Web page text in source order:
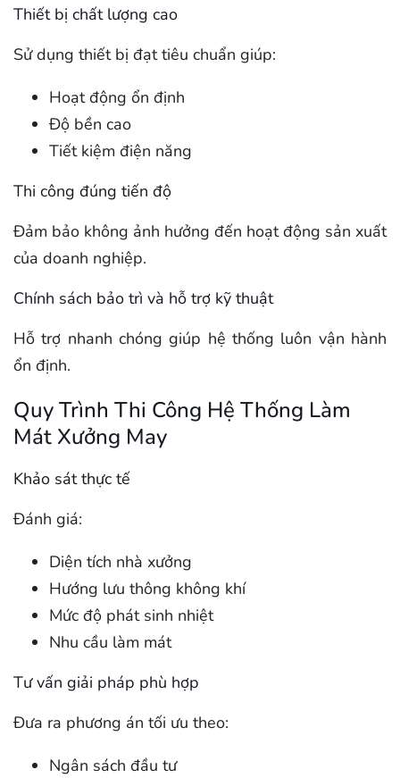
Thiết bị chất lượng cao
Sử dụng thiết bị đạt tiêu chuẩn giúp:
Hoạt động ổn định
Độ bền cao
Tiết kiệm điện năng
Thi công đúng tiến độ
Đảm bảo không ảnh hưởng đến hoạt động sản xuất
của doanh nghiệp.
Chính sách bảo trì và hỗ trợ kỹ thuật
Hỗ trợ nhanh chóng giúp hệ thống luôn vận hành
ổn định.
Quy Trình Thi Công Hệ Thống Làm
Mát Xưởng May
Khảo sát thực tế
Đánh giá:
Diện tích nhà xưởng
Hướng lưu thông không khí
Mức độ phát sinh nhiệt
Nhu cầu làm mát
Tư vấn giải pháp phù hợp
Đưa ra phương án tối ưu theo:
Ngân sách đầu tư